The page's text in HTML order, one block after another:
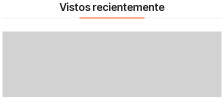
Vistos recientemente